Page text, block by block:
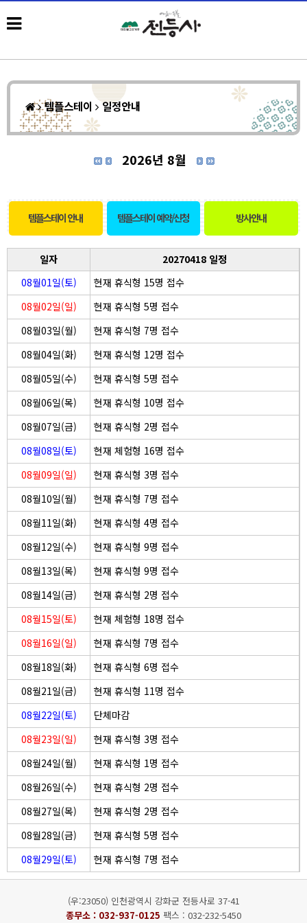
템플스테이 일정안내
2026년 8월
템플스테이 안내 템플스테이 예약/신청 방사안내
일자
20270418 일정
08월01일(토)
현재 휴식형 15명 접수
08월02일(일)
현재 휴식형 5명 접수
08월03일(월)
현재 휴식형 7명 접수
08월04일(화)
현재 휴식형 12명 접수
08월05일(수)
현재 휴식형 5명 접수
08월06일(목)
현재 휴식형 10명 접수
08월07일(금)
현재 휴식형 2명 접수
08월08일(토)
현재 체험형 16명 접수
08월09일(일)
현재 휴식형 3명 접수
08월10일(월)
현재 휴식형 7명 접수
08월11일(화)
현재 휴식형 4명 접수
08월12일(수)
현재 휴식형 9명 접수
08월13일(목)
현재 휴식형 9명 접수
08월14일(금)
현재 휴식형 2명 접수
08월15일(토)
현재 체험형 18명 접수
08월16일(일)
현재 휴식형 7명 접수
08월18일(화)
현재 휴식형 6명 접수
08월21일(금)
현재 휴식형 11명 접수
08월22일(토)
단체마감
08월23일(일)
현재 휴식형 3명 접수
08월24일(월)
현재 휴식형 1명 접수
08월26일(수)
현재 휴식형 2명 접수
08월27일(목)
현재 휴식형 2명 접수
08월28일(금)
현재 휴식형 5명 접수
08월29일(토)
현재 휴식형 7명 접수
(우:23050) 인천광역시 강화군 전등사로 37-41
종무소 : 032-937-0125 팩스 : 032-232-5450